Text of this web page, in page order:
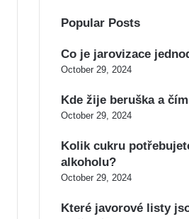
Popular Posts
Co je jarovizace
October 29, 2024
Kde žije beruška a
October 29, 2024
Kolik cukru
alkoholu?
October 29, 2024
Které javorové listy